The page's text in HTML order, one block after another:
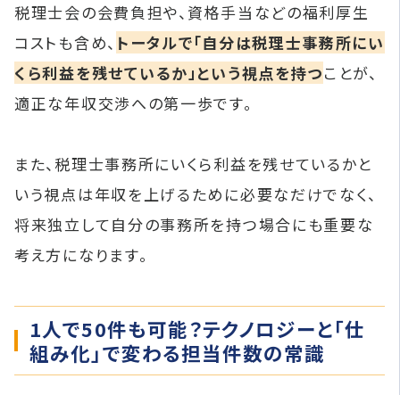
税理士会の会費負担や、資格手当などの福利厚生
コストも含め、 トータルで「自分は税理士事務所にい
くら利益を残せているか」という視点を持つことが、
適正な年収交渉への第一歩です。
また、税理士事務所にいくら利益を残せているかと
いう視点は年収を上げるために必要なだけでなく、
将来独立して自分の事務所を持つ場合にも重要な
考え方になります。
1人で50件も可能？テクノロジーと「仕
組み化」で変わる担当件数の常識